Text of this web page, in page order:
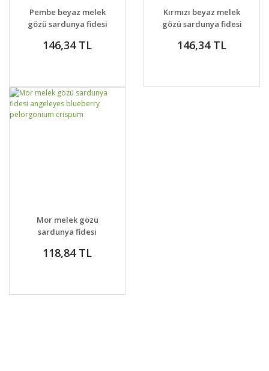
DETAYLAR
VER
Pembe beyaz melek
gözü sardunya fidesi
pelorgonium crispum
146,34 TL
DETAYLAR
VER
Kırmızı beyaz melek
gözü sardunya fidesi
pelorgonium crispum
146,34 TL
DETAYLAR
VER
Mor melek gözü
sardunya fidesi
pelorgonium crispum
118,84 TL